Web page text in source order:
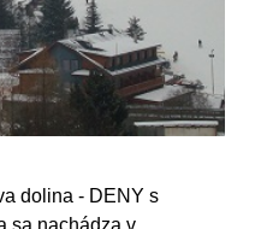
dolina - DENY s
sa nachádza v